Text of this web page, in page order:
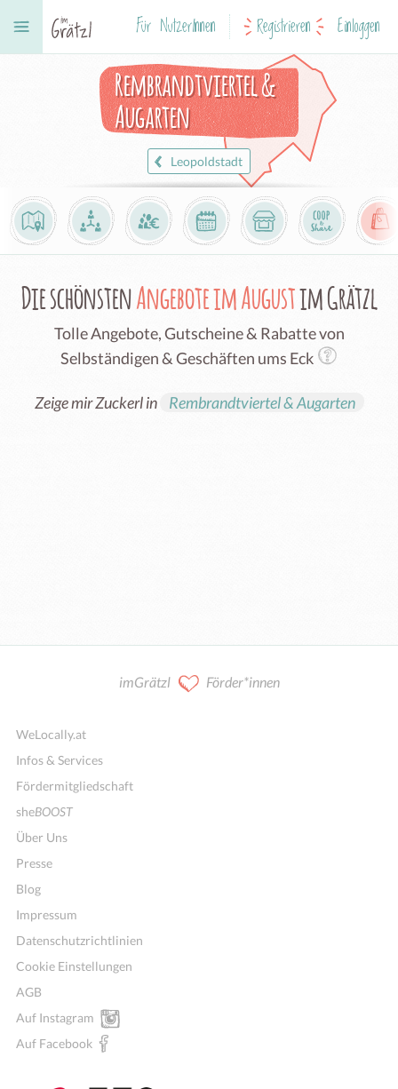
Für NutzerInnen Registrieren Einloggen
Rembrandtviertel &
Augarten
Leopoldstadt
Die schönstenAngebote im Augustim Grätzl
Tolle Angebote, Gutscheine & Rabatte von
Selbständigen & Geschäften ums Eck
Zeige mir Zuckerl in Rembrandtviertel & Augarten
imGrätzl Förder*innen
WeLocally.at
Infos & Services
Fördermitgliedschaft
sheBOOST
Über Uns
Presse
Blog
Impressum
Datenschutzrichtlinien
Cookie Einstellungen
AGB
Auf Instagram
Auf Facebook